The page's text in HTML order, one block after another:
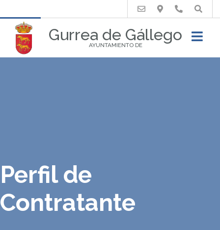
Gurrea de Gállego
AYUNTAMIENTO DE
Buscar
Perfil de
Contratante